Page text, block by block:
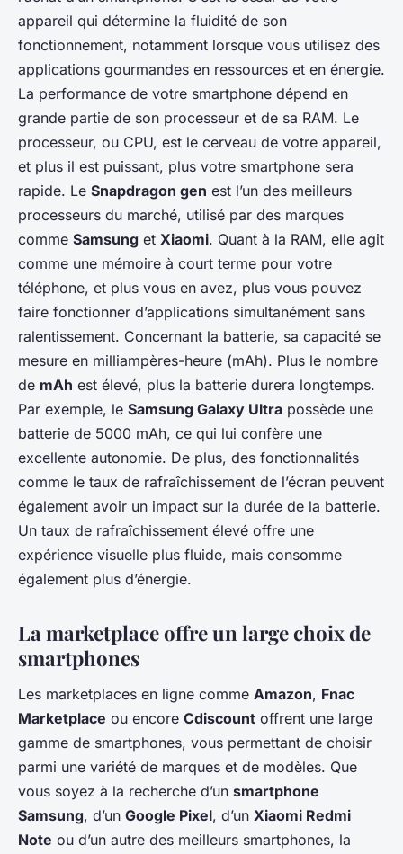
appareil qui détermine la fluidité de son
fonctionnement, notamment lorsque vous utilisez des
applications gourmandes en ressources et en énergie.
La performance de votre smartphone dépend en
grande partie de son processeur et de sa RAM. Le
processeur, ou CPU, est le cerveau de votre appareil,
et plus il est puissant, plus votre smartphone sera
rapide. Le Snapdragon gen est l’un des meilleurs
processeurs du marché, utilisé par des marques
comme Samsung et Xiaomi. Quant à la RAM, elle agit
comme une mémoire à court terme pour votre
téléphone, et plus vous en avez, plus vous pouvez
faire fonctionner d’applications simultanément sans
ralentissement. Concernant la batterie, sa capacité se
mesure en milliampères-heure (mAh). Plus le nombre
de mAh est élevé, plus la batterie durera longtemps.
Par exemple, le Samsung Galaxy Ultra possède une
batterie de 5000 mAh, ce qui lui confère une
excellente autonomie. De plus, des fonctionnalités
comme le taux de rafraîchissement de l’écran peuvent
également avoir un impact sur la durée de la batterie.
Un taux de rafraîchissement élevé offre une
expérience visuelle plus fluide, mais consomme
également plus d’énergie.
La marketplace offre un large choix de
smartphones
Les marketplaces en ligne comme Amazon, Fnac
Marketplace ou encore Cdiscount offrent une large
gamme de smartphones, vous permettant de choisir
parmi une variété de marques et de modèles. Que
vous soyez à la recherche d’un smartphone
Samsung, d’un Google Pixel, d’un Xiaomi Redmi
Note ou d’un autre des meilleurs smartphones, la